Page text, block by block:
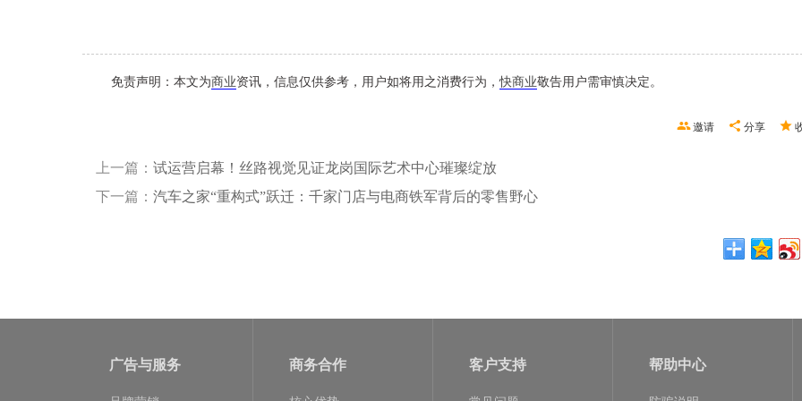
免责声明：本文为商业资讯，信息仅供参考，用户如将用之消费行为，快商业敬告用户需审慎决定。
分享
邀请
上一篇： 试运营启幕！丝路视觉见证龙岗国际艺术中心璀璨绽放
下一篇： 汽车之家“重构式”跃迁：千家门店与电商铁军背后的零售野心
广告与服务 商务合作 客户支持 帮助中心